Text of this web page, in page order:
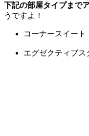
下記の部屋タイプまで
うですよ！
コーナースイート
エグゼクティブス